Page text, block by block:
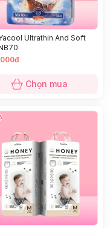
Ultrathin And Soft
Chọn mua